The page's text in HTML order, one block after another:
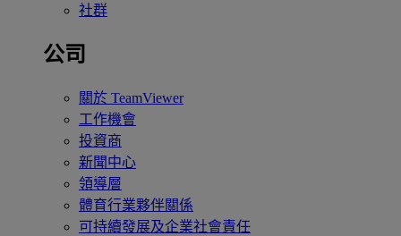
社群
公司
關於 TeamViewer
工作機會
投資商
新聞中心
領導層
體育行業夥伴關係
可持續發展及企業社會責任